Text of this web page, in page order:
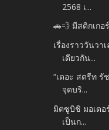
2568 เ...
🚗💨 มีสติกเก
เรื่องราววันว
เดียวกัน...
“เดอะ สตรีท รั
จุดบริ...
มิตซูบิชิ มอเตอ
เป็นก...